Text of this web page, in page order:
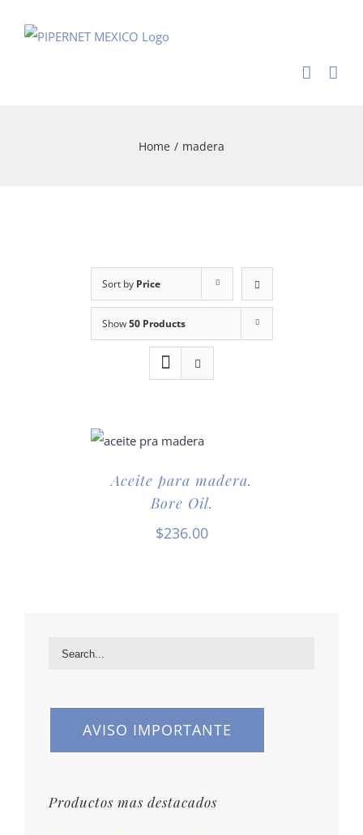
Home / madera
Sort by Price
Show50 Products
Aceite para madera.
Bore Oil.
$236.00
AVISO IMPORTANTE
Productos mas destacados